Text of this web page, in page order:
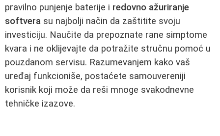
pravilno punjenje baterije i redovno ažuriranje
softvera su najbolji način da zaštitite svoju
investiciju. Naučite da prepoznate rane simptome
kvara i ne oklijevajte da potražite stručnu pomoć u
pouzdanom servisu. Razumevanjem kako vaš
uređaj funkcioniše, postaćete samouvereniji
korisnik koji može da reši mnoge svakodnevne
tehničke izazove.